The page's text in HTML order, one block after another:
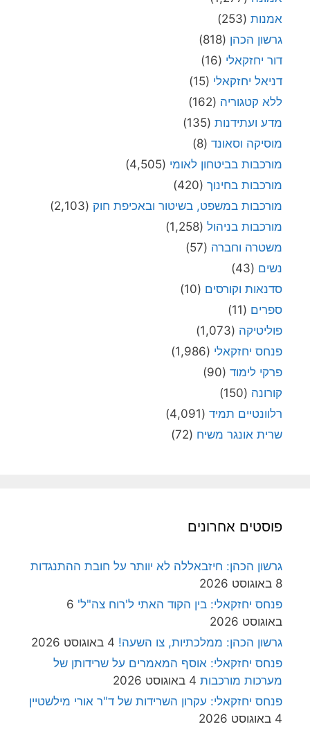
אמנות (253)
גרשון הכהן (818)
דור יחזקאלי (16)
דניאל יחזקאלי (15)
ללא קטגוריה (162)
מדע ועתידנות (135)
מוסיקה וסאונד (8)
מורכבות בביטחון לאומי (4,505)
מורכבות בחינוך (420)
מורכבות במשפט, בשיטור ובאכיפת חוק (2,103)
מורכבות בניהול (1,258)
משטרה וחברה (57)
נשים (43)
סדנאות וקורסים (10)
ספרים (11)
פוליטיקה (1,073)
פנחס יחזקאלי (1,986)
פרקי לימוד (90)
קורונה (150)
רלוונטיים תמיד (4,091)
שרית אונגר משיח (72)
פוסטים אחרונים
גרשון הכהן: חיזבאללה לא יוותר על חובת ההתנגדות
8 באוגוסט 2026
פנחס יחזקאלי: בין הקוד האתי ל'רוח צה"ל' 6
באוגוסט 2026
גרשון הכהן: ממלכתיות, צו השעה! 4 באוגוסט 2026
פנחס יחזקאלי: אוסף המאמרים על שרידותן של
מערכות מורכבות 4 באוגוסט 2026
פנחס יחזקאלי: עקרון השרידות של ד"ר אורי מילשטיין
4 באוגוסט 2026